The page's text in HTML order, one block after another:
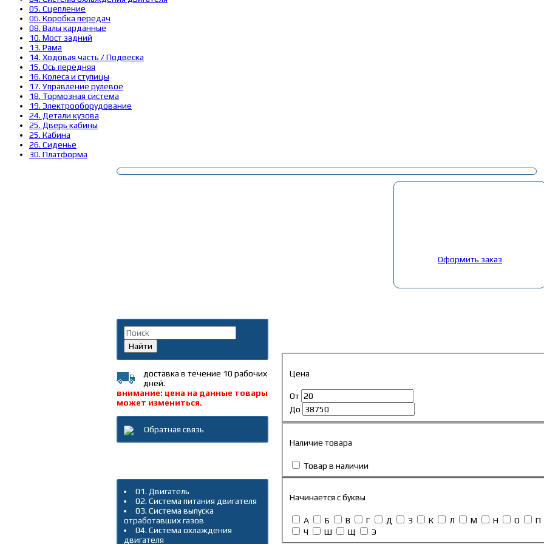
05. Сцепление
06. Коробка передач
08. Валы карданные
10. Мост задний
13. Рама
14. Ходовая часть / Подвеска
15. Ось передняя
16. Колеса и ступицы
17. Управление рулевое
18. Тормозная система
19. Электрооборудование
24. Детали кузова
25. Дверь кабины
25. Кабина
26. Сиденье
30. Платформа
Оформить заказ
Цена
От
До
Наличие товара
Товар в наличии
Начинается с буквы
А Б В Г Д З К Л М Н О П
Ч
Ш Щ Э
Найти
доставка в течение 10 рабочих
дней.
внимание: цена на данные товары
может измениться.
Обратная связь
01. Двигатель
02. Система питания двигателя
03. Система выпуска
отработавших газов
04. Система охлаждения
двигателя